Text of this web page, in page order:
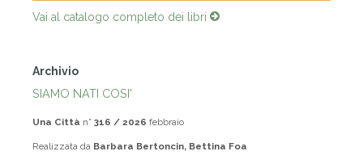
Vai al catalogo completo dei libri
Archivio
SIAMO NATI COSI'
Una Città n° 316 / 2026 febbraio
Realizzata da Barbara Bertoncin, Bettina Foa